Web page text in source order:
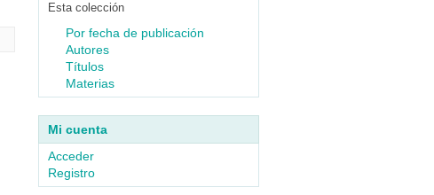
Esta colección
Por fecha de publicación
Autores
Títulos
Materias
Mi cuenta
Acceder
Registro